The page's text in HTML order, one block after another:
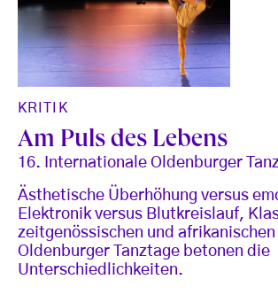
KRITIK
Am Puls des Lebens
16. Internationale Oldenburger
Ästhetische Überhöhung versus
Elektronik versus Blutkreislauf,
zeitgenössischen und afrikanischen
Oldenburger Tanztage betonen die
Unterschiedlichkeiten.